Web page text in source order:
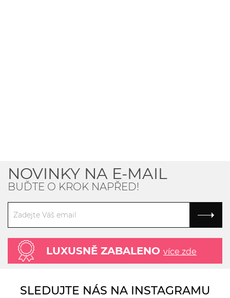
NOVINKY NA E-MAIL
BUĎTE O KROK NAPŘED!
LUXUSNĚ ZABALENO více zde
SLEDUJTE NÁS NA INSTAGRAMU